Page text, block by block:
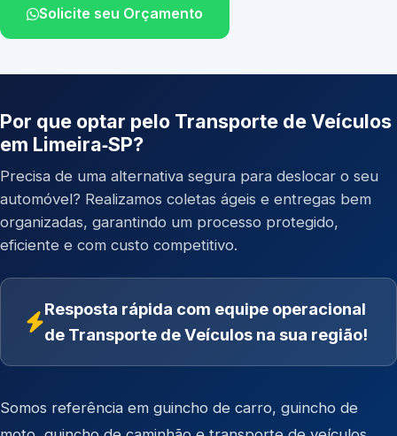
Solicite seu Orçamento
Por que optar pelo Transporte de Veículos
em Limeira‑SP?
Precisa de uma alternativa segura para deslocar o seu
automóvel? Realizamos coletas ágeis e entregas bem
organizadas, garantindo um processo protegido,
eficiente e com custo competitivo.
Resposta rápida com equipe operacional
de Transporte de Veículos na sua região!
Somos referência em guincho de carro, guincho de